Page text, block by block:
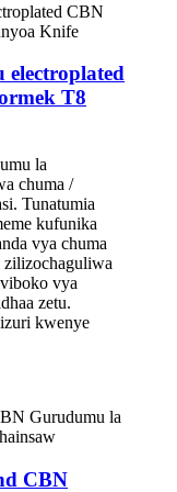
electroplated
T8
la
chuma /
Tunatumia
kufunika
vya chuma
zilizochaguliwa
vya
zetu.
kwenye
CBN